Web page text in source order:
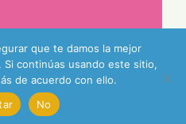
que te damos la mejor
continúas usando este sitio,
de acuerdo con ello.
No